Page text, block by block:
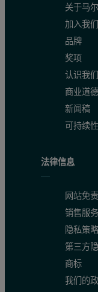
A final comparison
Conclusion
Aside from
Reference
关于马
加入我们
品牌
奖项
认识我
商业道
新闻稿
可持续性
法律信息
网站免
销售服
隐私策略
第三方
商标
我们的